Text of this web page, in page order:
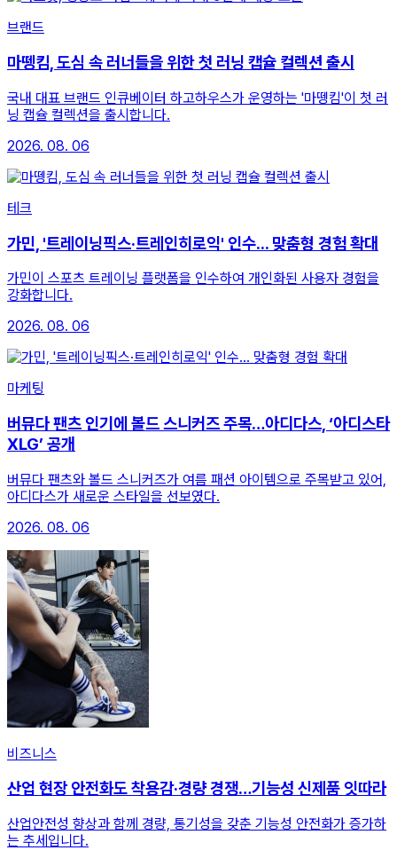
브랜드
마뗑킴, 도심 속 러너들을 위한 첫 러닝 캡슐 컬렉션 출시
국내 대표 브랜드 인큐베이터 하고하우스가 운영하는 '마뗑킴'이 첫 러
닝 캡슐 컬렉션을 출시합니다.
2026. 08. 06
테크
가민, '트레이닝픽스·트레인히로익' 인수... 맞춤형 경험 확대
가민이 스포츠 트레이닝 플랫폼을 인수하여 개인화된 사용자 경험을
강화합니다.
2026. 08. 06
마케팅
버뮤다 팬츠 인기에 볼드 스니커즈 주목…아디다스, ‘아디스타
XLG’ 공개
버뮤다 팬츠와 볼드 스니커즈가 여름 패션 아이템으로 주목받고 있어,
아디다스가 새로운 스타일을 선보였다.
2026. 08. 06
비즈니스
산업 현장 안전화도 착용감·경량 경쟁…기능성 신제품 잇따라
산업안전성 향상과 함께 경량, 통기성을 갖춘 기능성 안전화가 증가하
는 추세입니다.